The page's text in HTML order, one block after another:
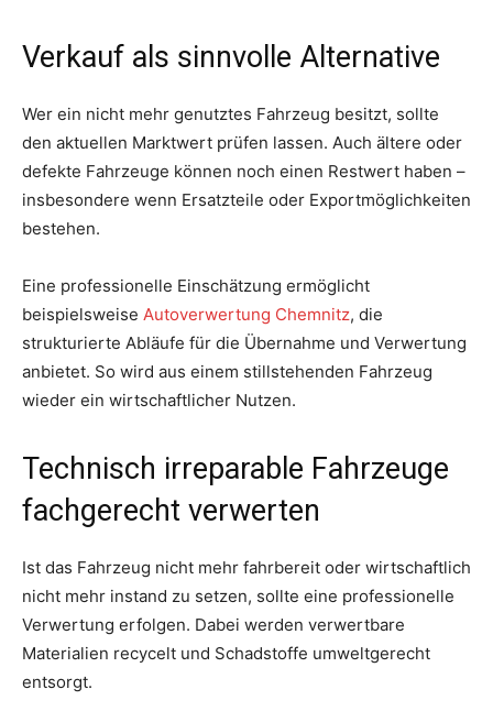
Verkauf als sinnvolle Alternative
Wer ein nicht mehr genutztes Fahrzeug besitzt, sollte
den aktuellen Marktwert prüfen lassen. Auch ältere oder
defekte Fahrzeuge können noch einen Restwert haben –
insbesondere wenn Ersatzteile oder Exportmöglichkeiten
bestehen.
Eine professionelle Einschätzung ermöglicht
beispielsweise Autoverwertung Chemnitz, die
strukturierte Abläufe für die Übernahme und Verwertung
anbietet. So wird aus einem stillstehenden Fahrzeug
wieder ein wirtschaftlicher Nutzen.
Technisch irreparable Fahrzeuge
fachgerecht verwerten
Ist das Fahrzeug nicht mehr fahrbereit oder wirtschaftlich
nicht mehr instand zu setzen, sollte eine professionelle
Verwertung erfolgen. Dabei werden verwertbare
Materialien recycelt und Schadstoffe umweltgerecht
entsorgt.